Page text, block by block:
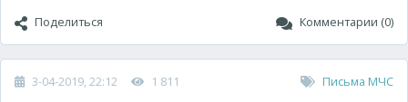
Поделиться Комментарии (0)
3-04-2019, 22:12 1 811 Письма МЧС